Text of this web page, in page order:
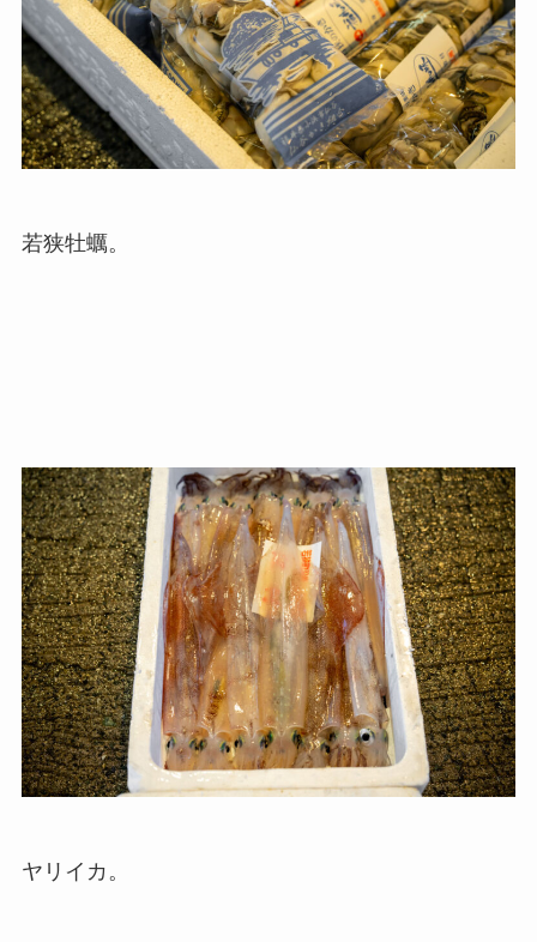
若狭牡蠣。
ヤリイカ。